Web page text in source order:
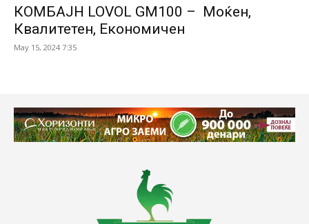
КОМБАЈН LOVOL GM100 – Мoќен,
Квалитетен, Економичен
May 15, 2024 7:35